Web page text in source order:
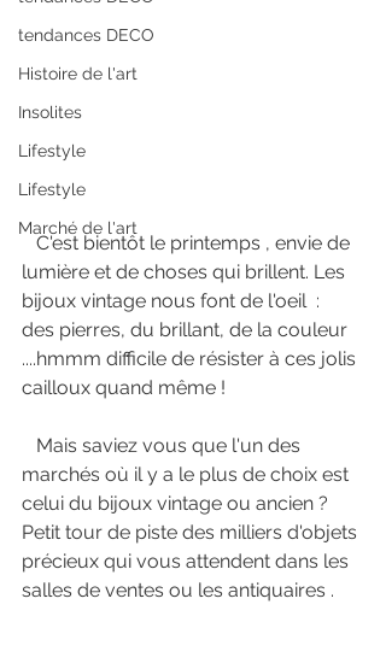
tendances DECO
Histoire de l'art
Insolites
Lifestyle
Lifestyle
Marché de l'art
lumière et de choses qui brillent. Les
bijoux vintage nous font de l'oeil  :
des pierres, du brillant, de la couleur
....hmmm difficile de résister à ces jolis
cailloux quand même !
marchés où il y a le plus de choix est
celui du bijoux vintage ou ancien ?
Petit tour de piste des milliers d'objets
précieux qui vous attendent dans les
salles de ventes ou les antiquaires .